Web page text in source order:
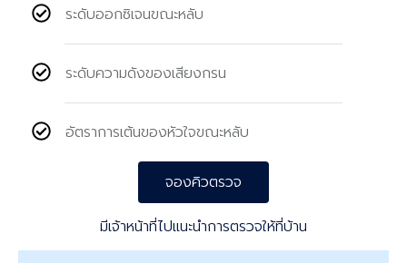
ระดับออกซิเจนขณะหลับ
ระดับความดังของเสียงกรน
อัตราการเต้นของหัวใจขณะหลับ
จองคิวตรวจ
มีเจ้าหน้าที่ไปแนะนำการตรวจให้ที่บ้าน